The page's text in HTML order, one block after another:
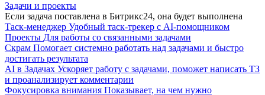
Задачи и проекты
Если задача поставлена в Битрикс24, она будет выполнена
Таск-менеджер Удобный таск-трекер с AI-помощником
Проекты Для работы со связанными задачами
Скрам Помогает системно работать над задачами и быстро
достигать результата
AI в Задачах Ускоряет работу с задачами, поможет написать ТЗ
и проанализирует комментарии
Фокусировка внимания Показывает, на чем нужно